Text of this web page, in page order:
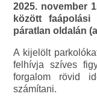
2025. november
között
páratlan oldalán
A kijelölt
felhívja szíves
forgalom rövid
számítani.